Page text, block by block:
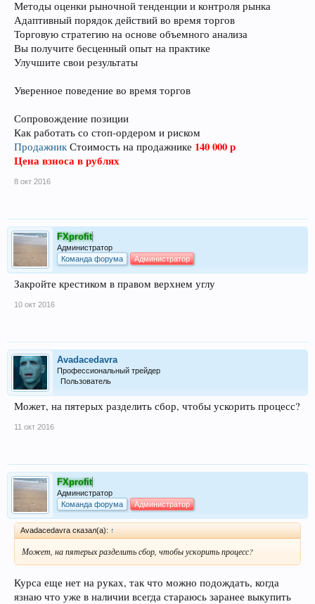
Методы оценки рыночной тенденции и контроля рынка
Адаптивный порядок действий во время торгов
Торговую стратегию на основе объемного анализа
Вы получите бесценный опыт на практике
Улучшите свои результаты
Уверенное поведение во время торгов
Сопровождение позиции
Как работать со стоп-ордером и риском
ПродажникСтоимость на продажнике 140 000 р
Цена взноса в рублях
8 окт 2016
FXprofit
Администратор
Команда форума
Администратор
Закройте крестиком в правом верхнем углу
10 окт 2016
Avadacedavra
Профессиональный трейдер
Пользователь
Может, на пятерых разделить сбор, чтобы ускорить процесс?
11 окт 2016
FXprofit
Администратор
Команда форума
Администратор
Avadacedavra сказал(а): ↑
Может, на пятерых разделить сбор, чтобы ускорить процесс?
Курса еще нет на руках, так что можно подождать, когда
язнаю что уже в наличии всегда стараюсь заранее выкупить